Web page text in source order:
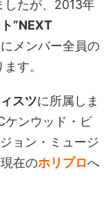
したが、2013年
”NEXT
メンバー全員の
す。
スツに所属しま
ケンウッド・ビ
ョン・ミュージ
在のホリプロへ